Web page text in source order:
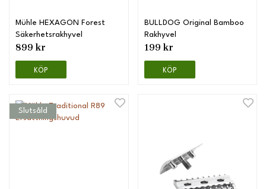
Mühle HEXAGON Forest
Säkerhetsrakhyvel
899 kr
KÖP
BULLDOG Original Bamboo
Rakhyvel
199 kr
KÖP
Slutsåld